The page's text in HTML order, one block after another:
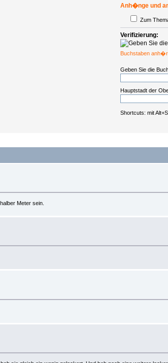
Anh�nge und
Zum
Verifizierung:
Buchstaben
Geben Sie die
Hauptstadt der
Shortcuts: mit
Meter sein.